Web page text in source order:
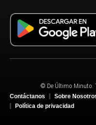
© De Último Minuto.
Contáctanos
Sobre
Política de privacidad